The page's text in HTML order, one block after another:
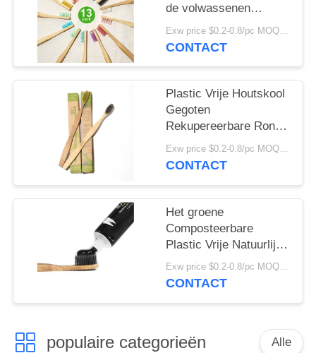
de volwassenen
Mondelinge Zorg de
Houtskooltandenborstel
Exw price $0.2-0.8/pc MOQ:100pcs
CONTACT
Plastic Vrije Houtskool
Gegoten
Rekupereerbare Ronde
het
Bamboetandenborstel
Exw price $0.2-0.8/pc MOQ:100pcs
CONTACT
Het groene
Composteerbare
Plastic Vrije Natuurlijke
Embleem van de de
Tandenborsteldouane
Exw price $0.2-0.8/pc MOQ:100pcs
CONTACT
populaire categorieën Alle